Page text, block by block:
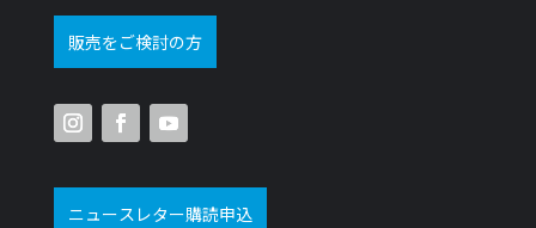
販売をご検討の方
ニュースレター購読申込